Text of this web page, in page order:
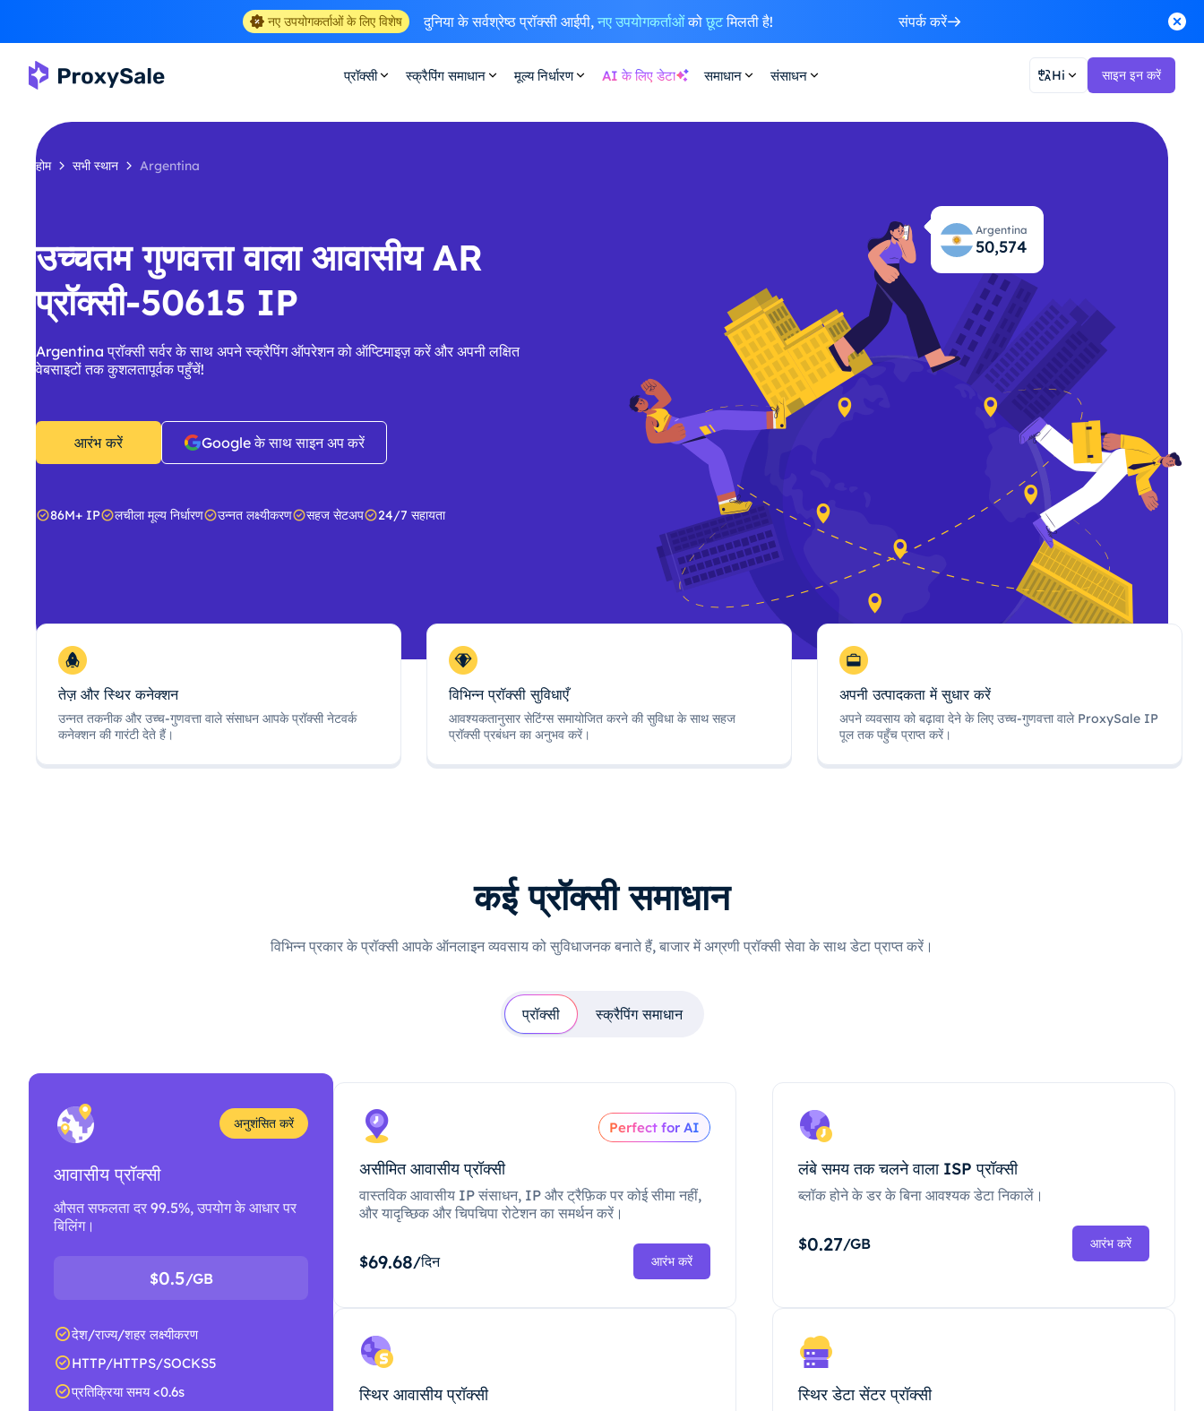
नए उपयोगकर्ताओं के लिए विशेष दुनिया के सर्वश्रेष्ठ प्रॉक्सी आईपी, नए उपयोगकर्ताओंको छूटमिलती है! संपर्क करें
प्रॉक्सी स्क्रैपिंग समाधान मूल्य निर्धारण AI के लिए डेटा समाधान संसाधन Hi साइन इन करें
होम सभी स्थान Argentina
उच्चतम गुणवत्ता वाला आवासीय AR
प्रॉक्सी-50615 IP
Argentina प्रॉक्सी सर्वर के साथ अपने स्क्रैपिंग ऑपरेशन को ऑप्टिमाइज़ करें और अपनी लक्षित
वेबसाइटों तक कुशलतापूर्वक पहुँचें!
आरंभ करें Google के साथ साइन अप करें
86M+ IP लचीला मूल्य निर्धारण उन्नत लक्ष्यीकरण सहज सेटअप 24/7 सहायता
Argentina
50,615
तेज़ और स्थिर कनेक्शन
उन्नत तकनीक और उच्च-गुणवत्ता वाले संसाधन आपके प्रॉक्सी नेटवर्क
कनेक्शन की गारंटी देते हैं।
विभिन्न प्रॉक्सी सुविधाएँ
आवश्यकतानुसार सेटिंग्स समायोजित करने की सुविधा के साथ सहज
प्रॉक्सी प्रबंधन का अनुभव करें।
अपनी उत्पादकता में सुधार करें
अपने व्यवसाय को बढ़ावा देने के लिए उच्च-गुणवत्ता वाले ProxySale IP
पूल तक पहुँच प्राप्त करें।
कई प्रॉक्सी समाधान
विभिन्न प्रकार के प्रॉक्सी आपके ऑनलाइन व्यवसाय को सुविधाजनक बनाते हैं, बाजार में अग्रणी प्रॉक्सी सेवा के साथ डेटा प्राप्त करें।
प्रॉक्सी स्क्रैपिंग समाधान
अनुशंसित करें
आवासीय प्रॉक्सी
औसत सफलता दर 99.5%, उपयोग के आधार पर
बिलिंग।
$0.5/GB
देश/राज्य/शहर लक्ष्यीकरण
HTTP/HTTPS/SOCKS5
प्रतिक्रिया समय <0.6s
Perfect for AI
असीमित आवासीय प्रॉक्सी
वास्तविक आवासीय IP संसाधन, IP और ट्रैफ़िक पर कोई सीमा नहीं,
और यादृच्छिक और चिपचिपा रोटेशन का समर्थन करें।
$69.68/दिन आरंभ करें
लंबे समय तक चलने वाला ISP प्रॉक्सी
ब्लॉक होने के डर के बिना आवश्यक डेटा निकालें।
$0.27/GB आरंभ करें
स्थिर आवासीय प्रॉक्सी स्थिर डेटा सेंटर प्रॉक्सी